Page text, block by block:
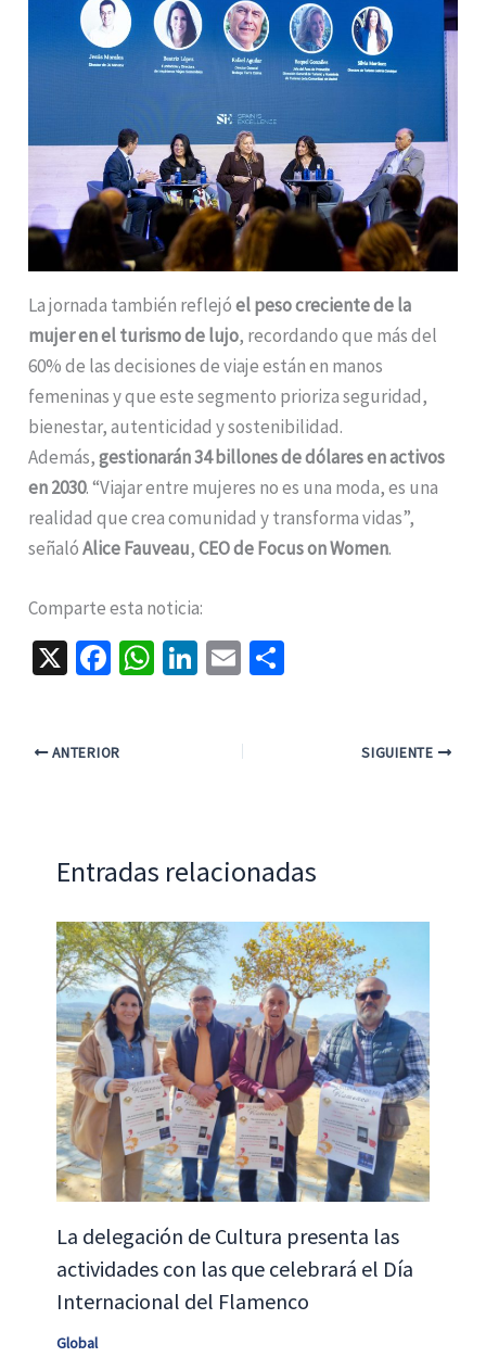
La jornada también reflejóel peso creciente de la
mujer en el turismo de lujo, recordando que más del
60% de las decisiones de viaje están en manos
femeninas y que este segmento prioriza seguridad,
bienestar, autenticidad y sostenibilidad.
Además,gestionarán 34 billones de dólares en activos
en 2030. “Viajar entre mujeres no es una moda, es una
realidad que crea comunidad y transforma vidas”,
señalóAlice Fauveau,CEO de Focus on Women.
Comparte esta noticia:
X
Fa
o
W Li E
l
ANTERIOR SIGUIENTE
Entradas relacionadas
La delegación de Cultura presenta las
actividades con las que celebrará el Día
Internacional del Flamenco
Global